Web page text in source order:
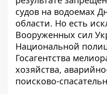
судов на водоемах
области. Но есть
Вооруженных сил
Национальной
Госагентства
хозяйства,
поисково-